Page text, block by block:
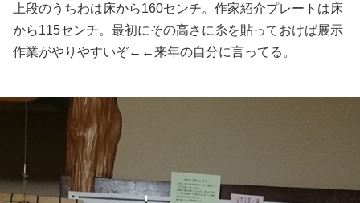
上段のうちわは床から160センチ。作家紹介プレートは床
から115センチ。最初にその高さに糸を貼っておけば展示
作業がやりやすいぞ←←来年の自分に言ってる。